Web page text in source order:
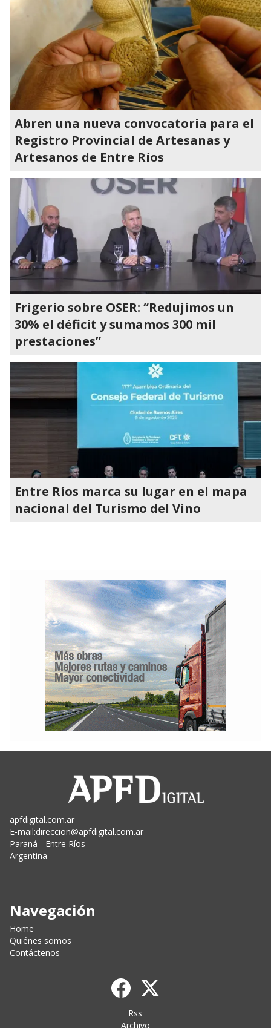
Abren una nueva convocatoria para el
Registro Provincial de Artesanas y
Artesanos de Entre Ríos
Frigerio sobre OSER: “Redujimos un
30% el déficit y sumamos 300 mil
prestaciones”
Entre Ríos marca su lugar en el mapa
nacional del Turismo del Vino
apfdigital.com.ar
E-mail:direccion@apfdigital.com.ar
Paraná - Entre Ríos
Argentina
Navegación
Home
Quiénes somos
Contáctenos
Rss
Archivo